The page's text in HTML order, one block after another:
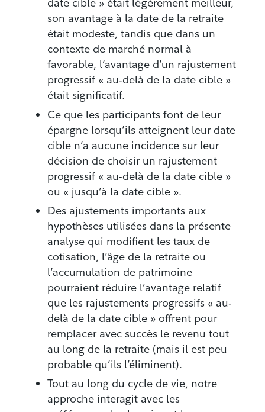
date cible » était légèrement meilleur,
son avantage à la date de la retraite
était modeste, tandis que dans un
contexte de marché normal à
favorable, l’avantage d’un rajustement
progressif « au-delà de la date cible »
était significatif.
Ce que les participants font de leur
épargne lorsqu’ils atteignent leur date
cible n’a aucune incidence sur leur
décision de choisir un rajustement
progressif « au-delà de la date cible »
ou « jusqu’à la date cible ».
Des ajustements importants aux
hypothèses utilisées dans la présente
analyse qui modifient les taux de
cotisation, l’âge de la retraite ou
l’accumulation de patrimoine
pourraient réduire l’avantage relatif
que les rajustements progressifs « au-
delà de la date cible » offrent pour
remplacer avec succès le revenu tout
au long de la retraite (mais il est peu
probable qu’ils l’éliminent).
Tout au long du cycle de vie, notre
approche interagit avec les